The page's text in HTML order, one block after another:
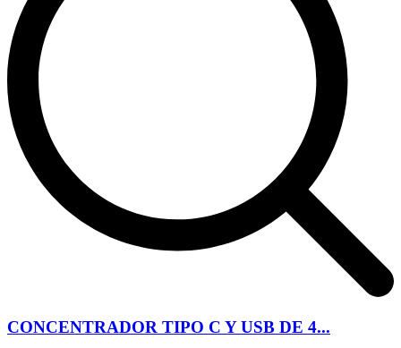
CONCENTRADOR TIPO C Y USB DE 4...